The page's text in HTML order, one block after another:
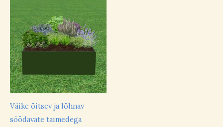
Väike õitsev ja lõhnav
söödavate taimedega